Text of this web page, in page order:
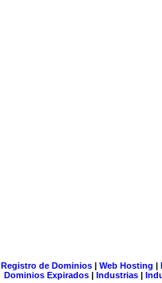
Registro de Dominios| Web Hosting |
Dominios Expirados | Industrias |